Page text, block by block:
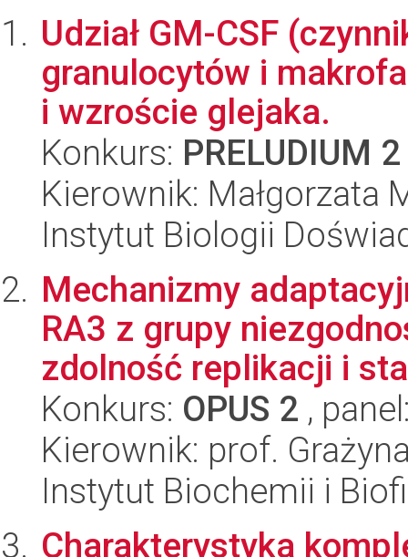
Udział GM-CSF
granulocytów i
i wzroście glejaka.
Konkurs: PRELUDIUM 2
Kierownik: Małgorzata
Instytut Biologii
Mechanizmy
RA3 z grupy
zdolność replikacji i
Konkurs: OPUS 2 ,
Kierownik: prof.
Instytut Biochemii i
Charakterystyka